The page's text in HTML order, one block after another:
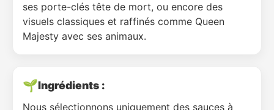
ses porte-clés tête de mort, ou encore des
visuels classiques et raffinés comme Queen
Majesty avec ses animaux.
🌱Ingrédients :
Nous sélectionnons uniquement des sauces à